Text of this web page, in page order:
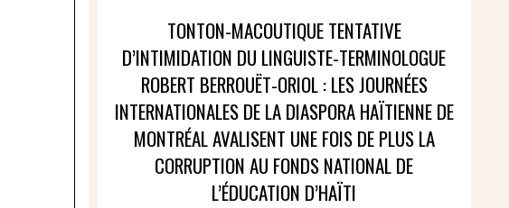
TONTON-MACOUTIQUE TENTATIVE
D’INTIMIDATION DU LINGUISTE-TERMINOLOGUE
ROBERT BERROUËT-ORIOL : LES JOURNÉES
INTERNATIONALES DE LA DIASPORA HAÏTIENNE DE
MONTRÉAL AVALISENT UNE FOIS DE PLUS LA
CORRUPTION AU FONDS NATIONAL DE
L’ÉDUCATION D’HAÏTI